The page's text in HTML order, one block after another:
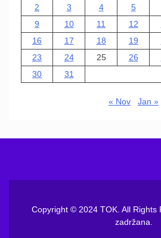
2
3 4 5
9
10 11 12
16
17 18 19
23
24 25 26
30
31
« Nov Jan »
Copyright © 2024 TOK. All Rights
zadržana.